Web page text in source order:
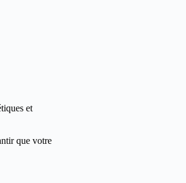
et
que votre